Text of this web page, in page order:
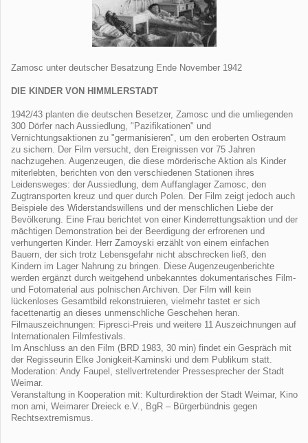
Zamosc unter deutscher Besatzung Ende November 1942
DIE KINDER VON HIMMLERSTADT
1942/43 planten die deutschen Besetzer, Zamosc und die umliegenden
300 Dörfer nach Aussiedlung, "Pazifikationen" und
Vernichtungsaktionen zu "germanisieren", um den eroberten Ostraum
zu sichern. Der Film versucht, den Ereignissen vor 75 Jahren
nachzugehen. Augenzeugen, die diese mörderische Aktion als Kinder
miterlebten, berichten von den verschiedenen Stationen ihres
Leidensweges: der Aussiedlung, dem Auffanglager Zamosc, den
Zugtransporten kreuz und quer durch Polen. Der Film zeigt jedoch auch
Beispiele des Widerstandswillens und der menschlichen Liebe der
Bevölkerung. Eine Frau berichtet von einer Kinderrettungsaktion und der
mächtigen Demonstration bei der Beerdigung der erfrorenen und
verhungerten Kinder. Herr Zamoyski erzählt von einem einfachen
Bauern, der sich trotz Lebensgefahr nicht abschrecken ließ, den
Kindern im Lager Nahrung zu bringen. Diese Augenzeugenberichte
werden ergänzt durch weitgehend unbekanntes dokumentarisches Film-
und Fotomaterial aus polnischen Archiven. Der Film will kein
lückenloses Gesamtbild rekonstruieren, vielmehr tastet er sich
facettenartig an dieses unmenschliche Geschehen heran.
Filmauszeichnungen: Fipresci-Preis und weitere 11 Auszeichnungen auf
Internationalen Filmfestivals.
Im Anschluss an den Film (BRD 1983, 30 min) findet ein Gespräch mit
der Regisseurin Elke Jonigkeit-Kaminski und dem Publikum statt.
Moderation: Andy Faupel, stellvertretender Pressesprecher der Stadt
Weimar.
Veranstaltung in Kooperation mit: Kulturdirektion der Stadt Weimar, Kino
mon ami, Weimarer Dreieck e.V., BgR – Bürgerbündnis gegen
Rechtsextremismus.